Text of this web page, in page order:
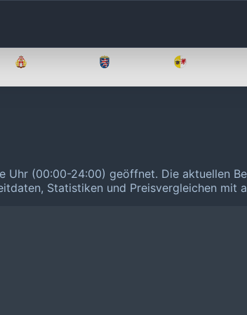
Uhr (00:00-24:00) geöffnet. Die aktuellen
Statistiken und Preisvergleichen mit